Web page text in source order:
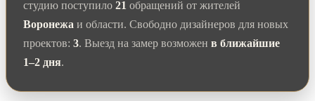
студию поступило 21 обращений от жителей
Воронежа и области. Свободно дизайнеров для новых
проектов: 3. Выезд на замер возможен в ближайшие
1–2 дня.